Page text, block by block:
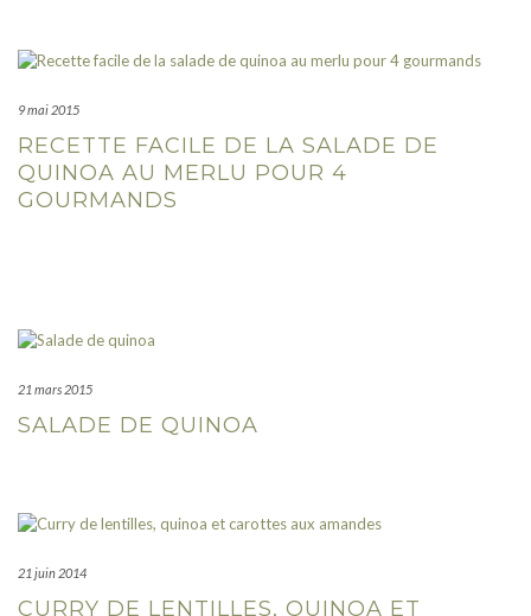
9 mai 2015
RECETTE FACILE DE LA SALADE DE
QUINOA AU MERLU POUR 4
GOURMANDS
21 mars 2015
SALADE DE QUINOA
21 juin 2014
CURRY DE LENTILLES, QUINOA ET